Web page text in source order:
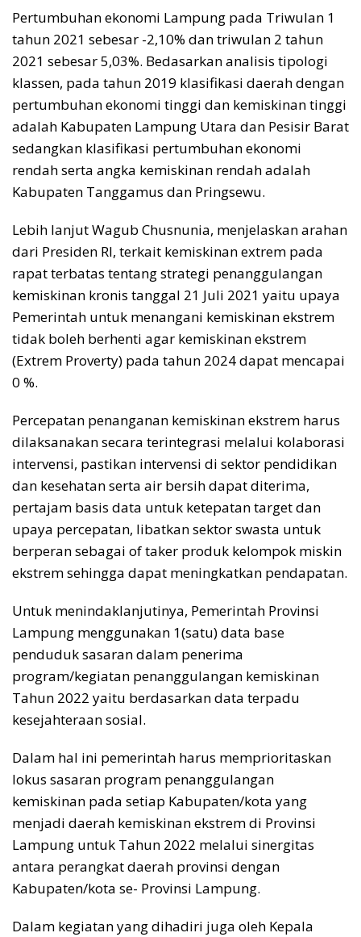
Pertumbuhan ekonomi Lampung pada Triwulan 1
tahun 2021 sebesar -2,10% dan triwulan 2 tahun
2021 sebesar 5,03%. Bedasarkan analisis tipologi
klassen, pada tahun 2019 klasifikasi daerah dengan
pertumbuhan ekonomi tinggi dan kemiskinan tinggi
adalah Kabupaten Lampung Utara dan Pesisir Barat
sedangkan klasifikasi pertumbuhan ekonomi
rendah serta angka kemiskinan rendah adalah
Kabupaten Tanggamus dan Pringsewu.
Lebih lanjut Wagub Chusnunia, menjelaskan arahan
dari Presiden RI, terkait kemiskinan extrem pada
rapat terbatas tentang strategi penanggulangan
kemiskinan kronis tanggal 21 Juli 2021 yaitu upaya
Pemerintah untuk menangani kemiskinan ekstrem
tidak boleh berhenti agar kemiskinan ekstrem
(Extrem Proverty) pada tahun 2024 dapat mencapai
0 %.
Percepatan penanganan kemiskinan ekstrem harus
dilaksanakan secara terintegrasi melalui kolaborasi
intervensi, pastikan intervensi di sektor pendidikan
dan kesehatan serta air bersih dapat diterima,
pertajam basis data untuk ketepatan target dan
upaya percepatan, libatkan sektor swasta untuk
berperan sebagai of taker produk kelompok miskin
ekstrem sehingga dapat meningkatkan pendapatan.
Untuk menindaklanjutinya, Pemerintah Provinsi
Lampung menggunakan 1(satu) data base
penduduk sasaran dalam penerima
program/kegiatan penanggulangan kemiskinan
Tahun 2022 yaitu berdasarkan data terpadu
kesejahteraan sosial.
Dalam hal ini pemerintah harus memprioritaskan
lokus sasaran program penanggulangan
kemiskinan pada setiap Kabupaten/kota yang
menjadi daerah kemiskinan ekstrem di Provinsi
Lampung untuk Tahun 2022 melalui sinergitas
antara perangkat daerah provinsi dengan
Kabupaten/kota se- Provinsi Lampung.
Dalam kegiatan yang dihadiri juga oleh Kepala